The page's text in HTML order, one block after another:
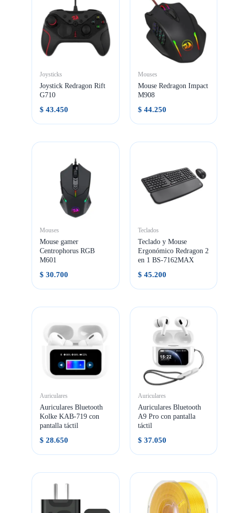
Joysticks
Joystick Redragon Rift
G710
$ 43.450
Mouses
Mouse Redragon Impact
M908
$ 44.250
Mouses
Mouse gamer
Centrophorus RGB
M601
$ 30.700
Teclados
Teclado y Mouse
Ergonómico Redragon 2
en 1 BS-7162MAX
$ 45.200
Auriculares
Auriculares Bluetooth
Kolke KAB-719 con
pantalla táctil
$ 28.650
Auriculares
Auriculares Bluetooth
A9 Pro con pantalla
táctil
$ 37.050